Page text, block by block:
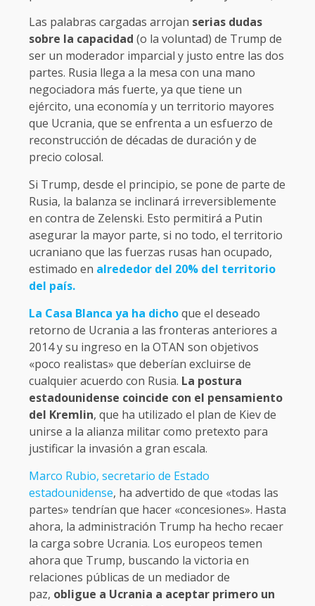
Las palabras cargadas arrojan serias dudas
sobre la capacidad (o la voluntad) de Trump de
ser un moderador imparcial y justo entre las dos
partes. Rusia llega a la mesa con una mano
negociadora más fuerte, ya que tiene un
ejército, una economía y un territorio mayores
que Ucrania, que se enfrenta a un esfuerzo de
reconstrucción de décadas de duración y de
precio colosal.
Si Trump, desde el principio, se pone de parte de
Rusia, la balanza se inclinará irreversiblemente
en contra de Zelenski. Esto permitirá a Putin
asegurar la mayor parte, si no todo, el territorio
ucraniano que las fuerzas rusas han ocupado,
estimado en alrededor del 20% del territorio
del país.
La Casa Blanca ya ha dichoque el deseado
retorno de Ucrania a las fronteras anteriores a
2014 y su ingreso en la OTAN son objetivos
«poco realistas» que deberían excluirse de
cualquier acuerdo con Rusia. La postura
estadounidense coincide con el pensamiento
del Kremlin, que ha utilizado el plan de Kiev de
unirse a la alianza militar como pretexto para
justificar la invasión a gran escala.
Marco Rubio, secretario de Estado
estadounidense, ha advertido de que «todas las
partes» tendrían que hacer «concesiones». Hasta
ahora, la administración Trump ha hecho recaer
la carga sobre Ucrania. Los europeos temen
ahora que Trump, buscando la victoria en
relaciones públicas de un mediador de
paz, obligue a Ucrania a aceptar primero un